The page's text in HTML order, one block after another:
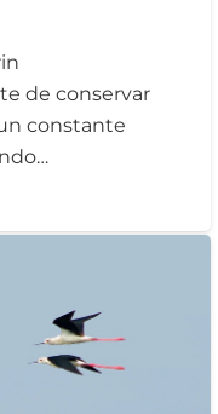
de conservar
constante